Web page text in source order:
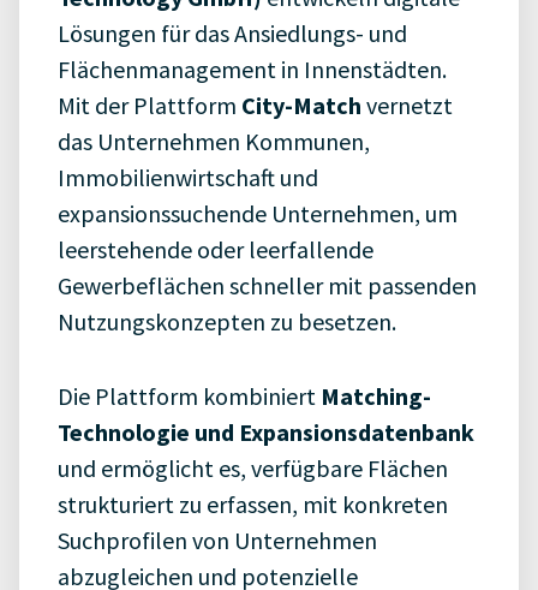
Lösungen fürdasAnsiedlungs- und
Flächenmanagement in Innenstädten.
Mit der Plattform City-Match vernetzt
das Unternehmen Kommunen,
Immobilienwirtschaft und
expansionssuchende Unternehmen, um
leerstehende oder leerfallende
Gewerbeflächen schneller mit passenden
Nutzungskonzepten zu besetzen.
Die Plattform kombiniert Matching-
Technologie und Expansionsdatenbank
und ermöglicht es, verfügbare Flächen
strukturiert zu erfassen, mit konkreten
Suchprofilen von Unternehmen
abzugleichen und potenzielle